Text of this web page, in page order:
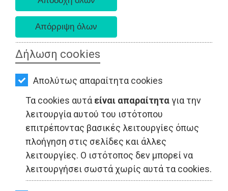
Δήλωση cookies
Απολύτως απαραίτητα cookies
Τα cookies αυτά είναι απαραίτηταγια την
λειτουργία αυτού του ιστότοπου
επιτρέποντας βασικές λειτουργίες όπως
πλοήγηση στις σελίδες και άλλες
λειτουργίες. Ο ιστότοπος δεν μπορεί να
λειτουργήσει σωστά χωρίς αυτά τα cookies.
ΠΟΛΙΤΙΚΗ
ΤΟΠΙΚΗ
ΑΥΤΟΔΙΟΙΚΗΣΗ
ΟΙΚΟΝΟΜΙΑ
ΑΘΛΗΤΙΣΜΟΣ
ΠΟΛΙΤΙΣΜΟΣ
ΣΠΙΤΙ-
ΚΗΠΟΣ
ΥΓΕΙΑ
LIFESTYLE - Μαραθώνας